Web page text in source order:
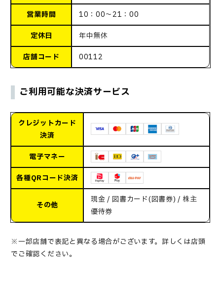
営業時間 10：00～21：00
定休日 年中無休
店舗コード 00112
ご利用可能な決済サービス
クレジットカード
決済
電子マネー
各種QRコード決済
その他
現金 / 図書カード(図書券) / 株主
優待券
※一部店舗で表記と異なる場合がございます。詳しくは店頭
でご確認ください。